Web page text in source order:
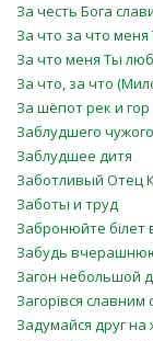
За честь Бога
За что за что
За что меня Ты
За что, за что
За шёпот рек и гор
Заблудшего чужого
Заблудшее дитя
Заботливый Отец
Заботы и труд
Забронюйте білет
Забудь
Загон небольшой
Загорівся славним
Задумайся друг